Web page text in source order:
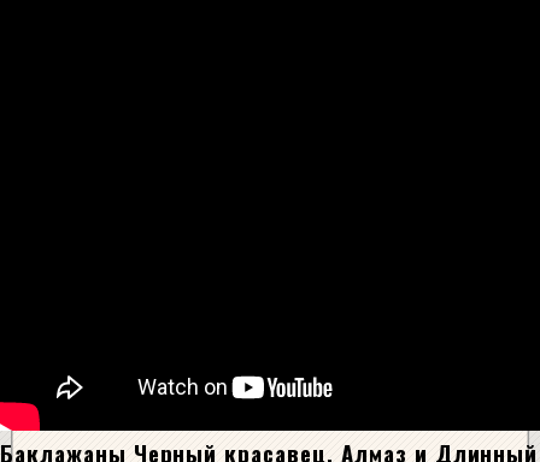
Баклажаны Черный красавец, Алмаз и Длинный